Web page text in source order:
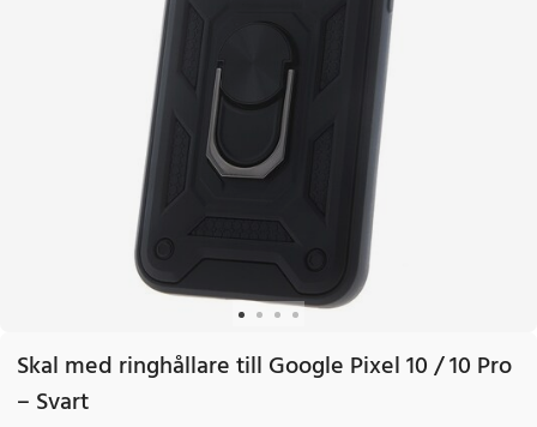
Skal med ringhållare till Google Pixel 10 / 10 Pro
– Svart